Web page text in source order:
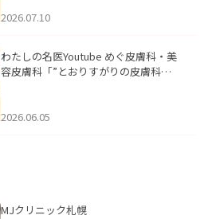
た。
2026.07.10
わたしの名医Youtube めぐ皮膚科・美
容皮膚科「”とおりすがりの皮膚科
2026.06.05
MJクリニック札幌